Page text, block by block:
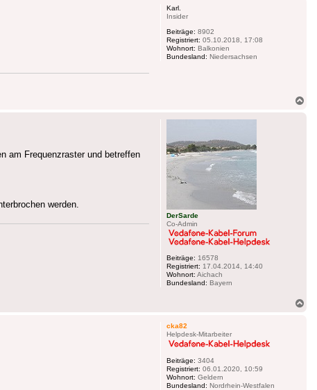
Karl.
Insider
Beiträge: 8902
Registriert: 05.10.2018, 17:08
Wohnort: Balkonien
Bundesland: Niedersachsen
DerSarde
Co-Admin
Beiträge: 16578
Registriert: 17.04.2014, 14:40
Wohnort: Aichach
Bundesland: Bayern
am Frequenzraster und betreffen
werden.
cka82
Helpdesk-Mitarbeiter
Beiträge: 3404
Registriert: 06.01.2020, 10:59
Wohnort: Geldern
Bundesland: Nordrhein-Westfalen